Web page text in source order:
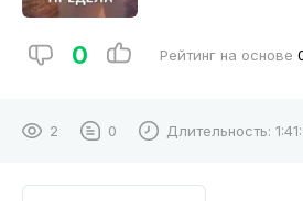
0 Рейтинг на основе
2 0 Длительность: